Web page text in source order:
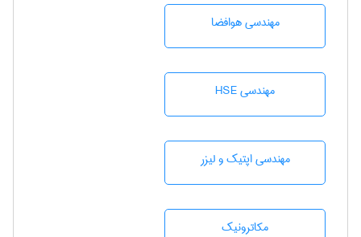
مهندسی هوافضا
مهندسی HSE
مهندسی اپتیک و لیزر
مکاترونیک